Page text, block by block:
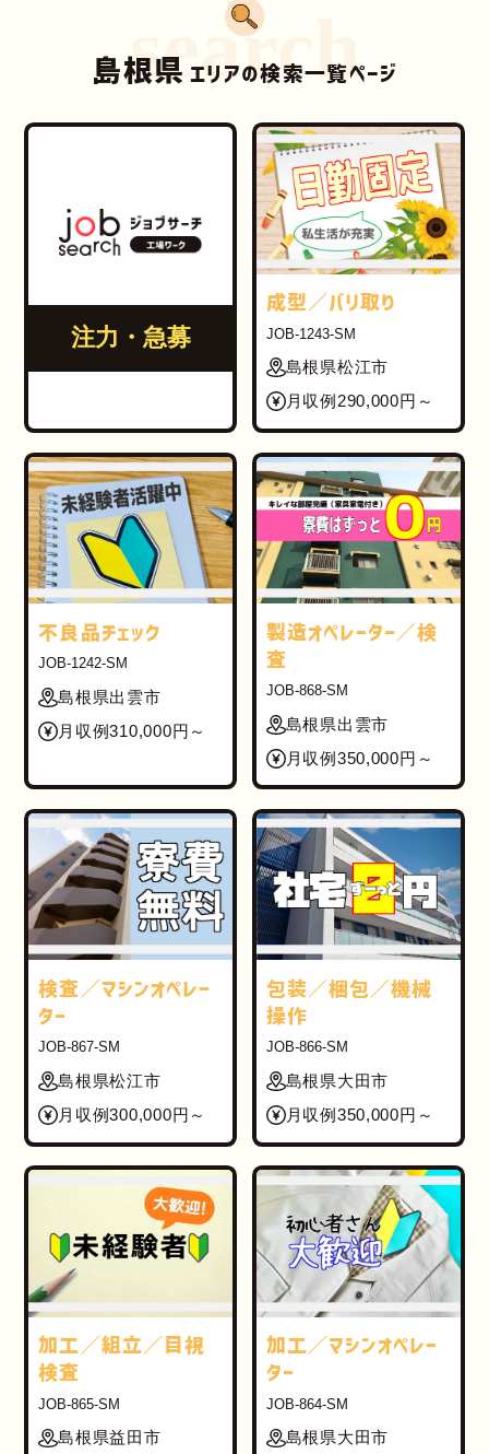
島根県 エリアの検索一覧ページ
search
注力・急募
成型／バリ取り
JOB-1243-SM
島根県松江市
月収例290,000円～
不良品チェック
JOB-1242-SM
島根県出雲市
月収例310,000円～
製造オペレーター／検
査
JOB-868-SM
島根県出雲市
月収例350,000円～
検査／マシンオペレー
ター
JOB-867-SM
島根県松江市
月収例300,000円～
包装／梱包／機械
操作
JOB-866-SM
島根県大田市
月収例350,000円～
加工／組立／目視
検査
JOB-865-SM
島根県益田市
加工／マシンオペレー
ター
JOB-864-SM
島根県大田市